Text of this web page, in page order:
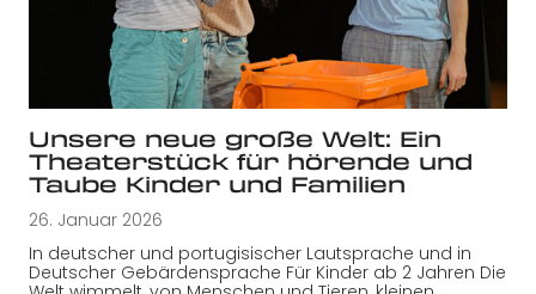
Unsere neue große Welt: Ein
Theaterstück für hörende und
Taube Kinder und Familien
26. Januar 2026
In deutscher und portugisischer Lautsprache und in
Deutscher Gebärdensprache Für Kinder ab 2 Jahren Die